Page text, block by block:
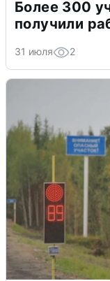
Более 300
получили
31 июля 2